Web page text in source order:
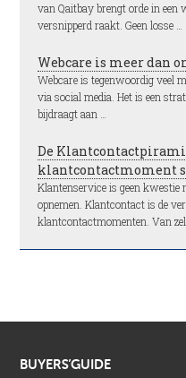
van Qaitbay brengt orde in
versnipperd raakt. Geen losse …
Webcare is meer dan
Webcare is tegenwoordig veel
via social media. Het is een
bijdraagt aan …
De
klantcontactmoment
Klantenservice is geen kwestie
opnemen. Klantcontact is de
klantcontactmomenten. Van
BUYERS’GUIDE